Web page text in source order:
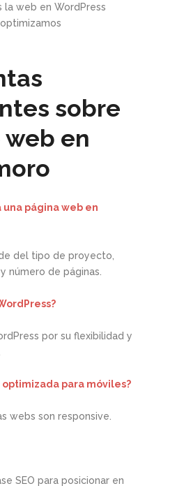
la web en WordPress
sobre
en
una página web en
del tipo de proyecto,
número de páginas.
por su flexibilidad y
optimizada para móviles?
webs son responsive.
SEO para posicionar en